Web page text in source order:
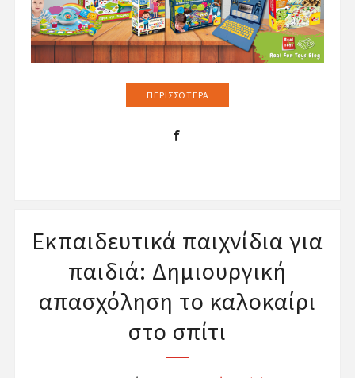
ΠΕΡΙΣΣΌΤΕΡΑ
Εκπαιδευτικά παιχνίδια για
παιδιά: Δημιουργική
απασχόληση το καλοκαίρι
στο σπίτι